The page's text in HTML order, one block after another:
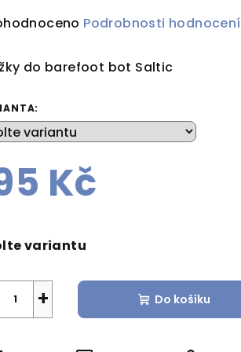
Podrobnosti hodnocení
do barefoot bot Saltic
Kč
variantu
+ Do košíku